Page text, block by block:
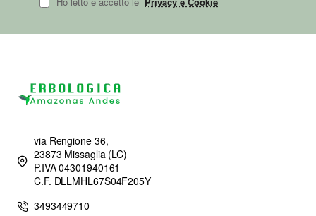
via Rengione 36,
23873 Missaglia (LC)
P.IVA 04301940161
C.F. DLLMHL67S04F205Y
3493449710